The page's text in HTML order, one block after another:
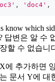
, 'doc4' ,
know which
답변은 알 수
할 수 없습니
에 추가하면
문서 Y에 대